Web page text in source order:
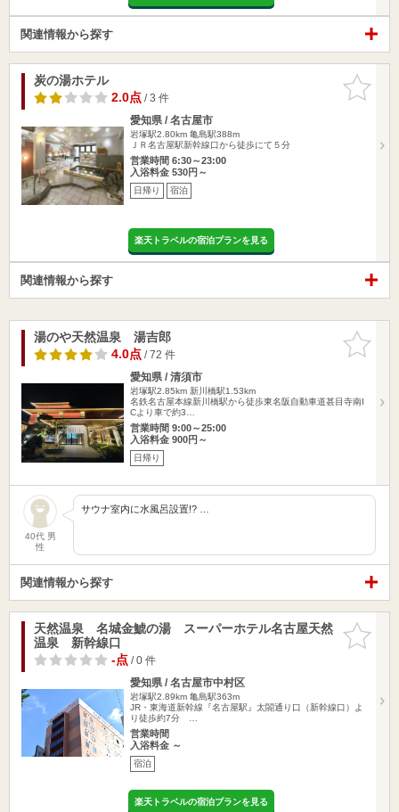
関連情報から探す
お気に入
りに追加
炭の湯ホテル
2.0点/ 3 件
愛知県 / 名古屋市
岩塚駅2.80km 亀島駅388m
ＪＲ名古屋駅新幹線口から徒歩にて５分
営業時間 6:30～23:00
入浴料金 530円～
日帰り 宿泊
楽天トラベルの宿泊プランを見る
関連情報から探す
お気に入
りに追加
湯のや天然温泉 湯吉郎
4.0点/ 72 件
愛知県 / 清須市
岩塚駅2.85km 新川橋駅1.53km
名鉄名古屋本線新川橋駅から徒歩東名阪自動車道甚目寺南I
Cより車で約3…
営業時間 9:00～25:00
入浴料金 900円～
日帰り
40代 男
性
サウナ室内に水風呂設置!? …
関連情報から探す
お気に入
りに追加
天然温泉 名城金鯱の湯 スーパーホテル名古屋天然
温泉 新幹線口
-点/ 0 件
愛知県 / 名古屋市中村区
岩塚駅2.89km 亀島駅363m
JR・東海道新幹線『名古屋駅』太閤通り口（新幹線口）よ
り徒歩約7分 …
営業時間
入浴料金 ～
宿泊
楽天トラベルの宿泊プランを見る